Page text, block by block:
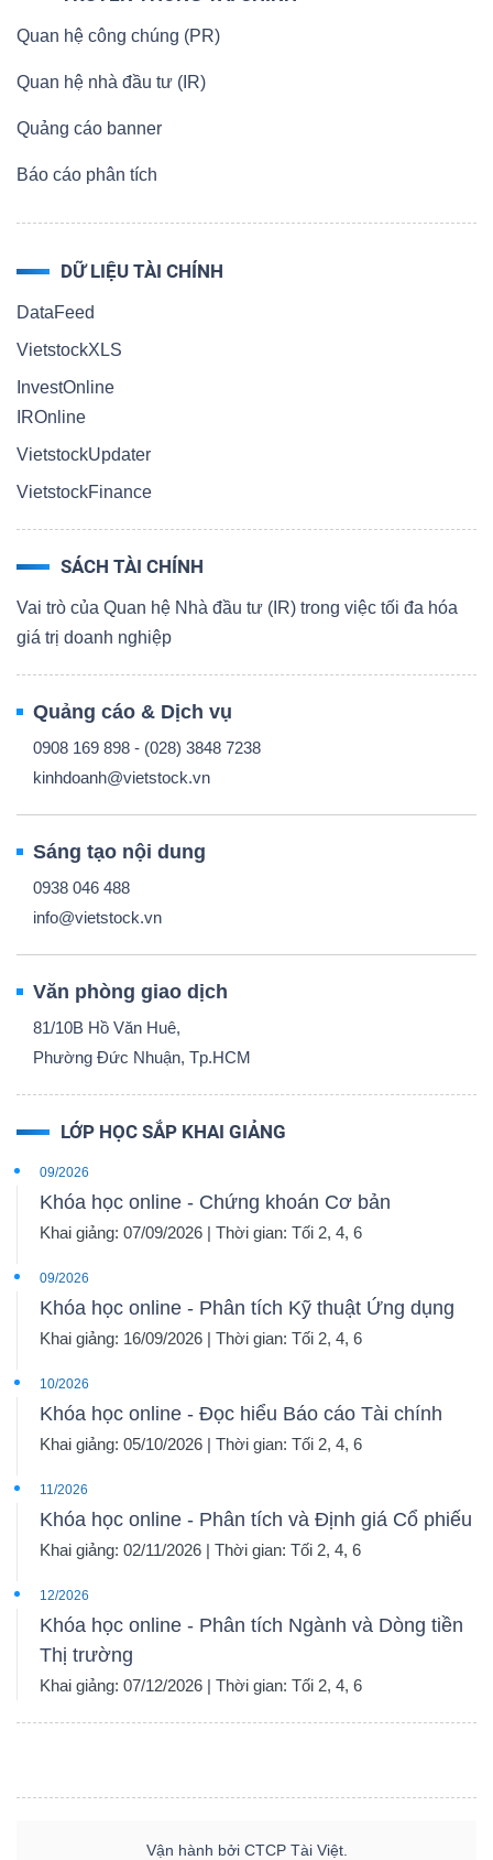
Quan hệ công chúng (PR)
Quan hệ nhà đầu tư (IR)
Quảng cáo banner
Báo cáo phân tích
DỮ LIỆU TÀI CHÍNH
DataFeed
VietstockXLS
InvestOnline
IROnline
VietstockUpdater
VietstockFinance
SÁCH TÀI CHÍNH
Vai trò của Quan hệ Nhà đầu tư (IR) trong việc tối đa hóa
giá trị doanh nghiệp
Quảng cáo & Dịch vụ
0908 169 898 - (028) 3848 7238
kinhdoanh@vietstock.vn
Sáng tạo nội dung
0938 046 488
info@vietstock.vn
Văn phòng giao dịch
81/10B Hồ Văn Huê,
Phường Đức Nhuận, Tp.HCM
LỚP HỌC SẮP KHAI GIẢNG
09/2026
Khóa học online - Chứng khoán Cơ bản
Khai giảng: 07/09/2026 | Thời gian: Tối 2, 4, 6
09/2026
Khóa học online - Phân tích Kỹ thuật Ứng dụng
Khai giảng: 16/09/2026 | Thời gian: Tối 2, 4, 6
10/2026
Khóa học online - Đọc hiểu Báo cáo Tài chính
Khai giảng: 05/10/2026 | Thời gian: Tối 2, 4, 6
11/2026
Khóa học online - Phân tích và Định giá Cổ phiếu
Khai giảng: 02/11/2026 | Thời gian: Tối 2, 4, 6
12/2026
Khóa học online - Phân tích Ngành và Dòng tiền
Thị trường
Khai giảng: 07/12/2026 | Thời gian: Tối 2, 4, 6
Vận hành bởi CTCP Tài Việt.